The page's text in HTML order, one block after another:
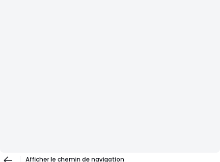
Afficher le chemin de navigation